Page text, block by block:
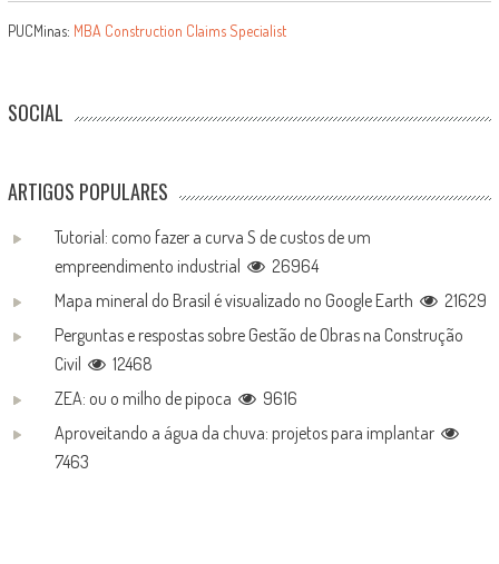
PUCMinas: MBA Construction Claims Specialist
SOCIAL
ARTIGOS POPULARES
Tutorial: como fazer a curva S de custos de um
empreendimento industrial
26964
Mapa mineral do Brasil é visualizado no Google Earth
21629
Perguntas e respostas sobre Gestão de Obras na Construção
Civil
12468
ZEA: ou o milho de pipoca
9616
Aproveitando a água da chuva: projetos para implantar
7463